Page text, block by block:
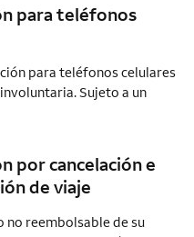
para teléfonos
para teléfonos celulares
Sujeto a un
por cancelación e
de viaje
no reembolsable de su